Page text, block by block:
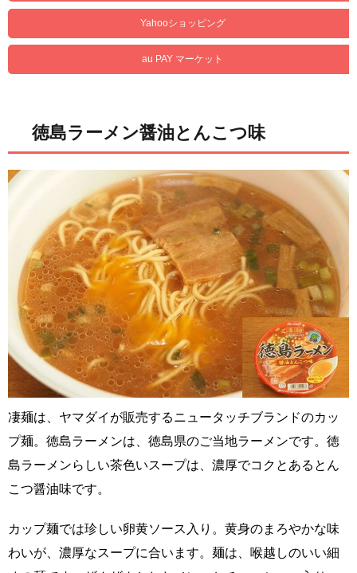
Yahooショッピング
au PAY マーケット
徳島ラーメン醤油とんこつ味
凄麺は、ヤマダイが販売するニュータッチブランドのカッ
プ麺。徳島ラーメンは、徳島県のご当地ラーメンです。徳
島ラーメンらしい茶色いスープは、濃厚でコクとあるとん
こつ醤油味です。
カップ麺では珍しい卵黄ソース入り。黄身のまろやかな味
わいが、濃厚なスープに合います。麺は、喉越しのいい細